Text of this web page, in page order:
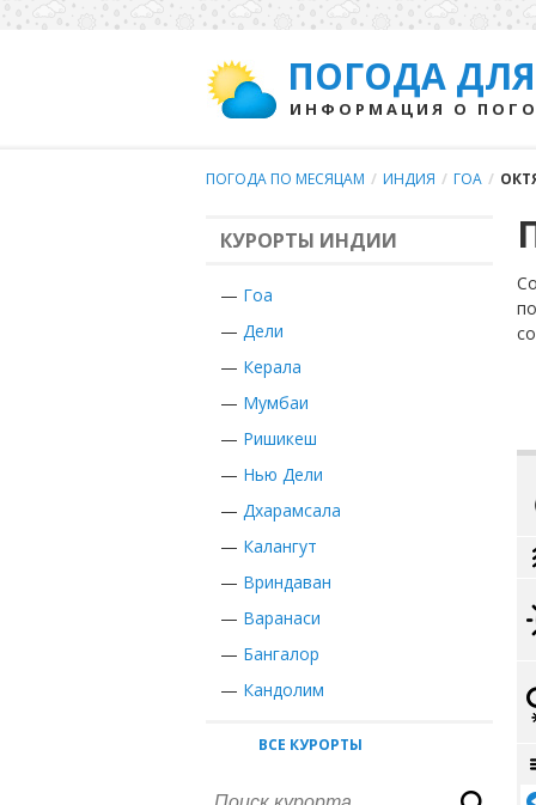
ПОГОДА
ИНФОРМАЦИЯ О
ПОГОДА ПО МЕСЯЦАМ / ИНДИЯ / ГОА /
КУРОРТЫ ИНДИИ
— Гоа
— Дели
— Керала
— Мумбаи
— Ришикеш
— Нью Дели
— Дхарамсала
— Калангут
— Вриндаван
— Варанаси
— Бангалор
— Кандолим
ВСЕ КУРОРТЫ